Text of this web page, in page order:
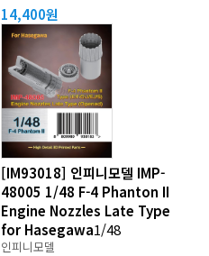
14,400원
[IM93018] 인피니모델 IMP-
48005 1/48 F-4 Phanton II
Engine Nozzles Late Type
for Hasegawa1/48
인피니모델